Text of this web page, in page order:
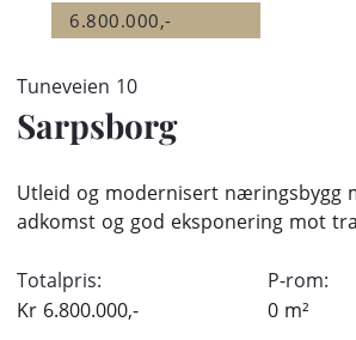
6.800.000,-
Tuneveien 10
Sarpsborg
Utleid og modernisert næringsbygg
adkomst og god eksponering mot
Totalpris:
Kr 6.800.000,-
P-rom:
0 m²